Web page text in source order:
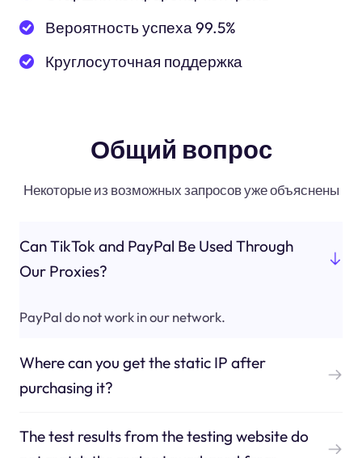
Вероятность успеха 99.5%
Круглосуточная поддержка
Общий вопрос
Некоторые из возможных запросов уже объяснены
Can TikTok and PayPal Be Used Through
Our Proxies?
PayPal do not work in our network.
Where can you get the static IP after
purchasing it?
The test results from the testing website do